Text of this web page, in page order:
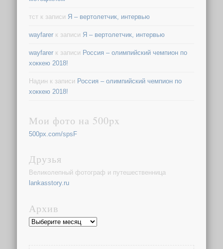
тст к записи Я – вертолетчик, интервью
wayfarer к записи Я – вертолетчик, интервью
wayfarer к записи Россия – олимпийский чемпион по
хоккею 2018!
Надин к записи Россия – олимпийский чемпион по
хоккею 2018!
Мои фото на 500px
500px.com/spsF
Друзья
Великолепный фотограф и путешественница
lankasstory.ru
Архив
Архив